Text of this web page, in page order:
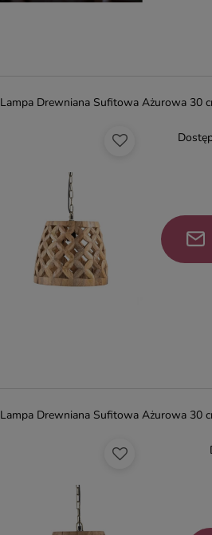
Lampa Drewniana Sufitowa Ażurowa 30
Lampa Drewniana Sufitowa Ażurowa 30